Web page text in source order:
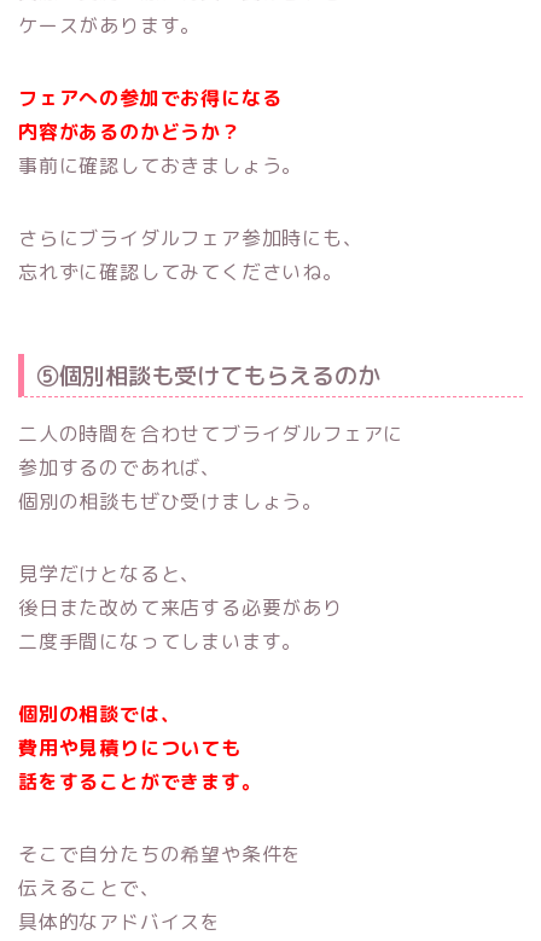
ケースがあります。
フェアへの参加でお得になる
内容があるのかどうか？
事前に確認しておきましょう。
さらにブライダルフェア参加時にも、
忘れずに確認してみてくださいね。
⑤個別相談も受けてもらえるのか
二人の時間を合わせてブライダルフェアに
参加するのであれば、
個別の相談もぜひ受けましょう。
見学だけとなると、
後日また改めて来店する必要があり
二度手間になってしまいます。
個別の相談では、
費用や見積りについても
話をすることができます。
そこで自分たちの希望や条件を
伝えることで、
具体的なアドバイスを